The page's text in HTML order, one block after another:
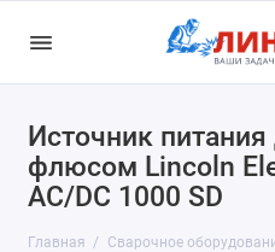
Источник
флюсом Lincoln
AC/DC 1000 SD
Главная Сварочное
Сварочные инверторы
Сварочные
Аппараты